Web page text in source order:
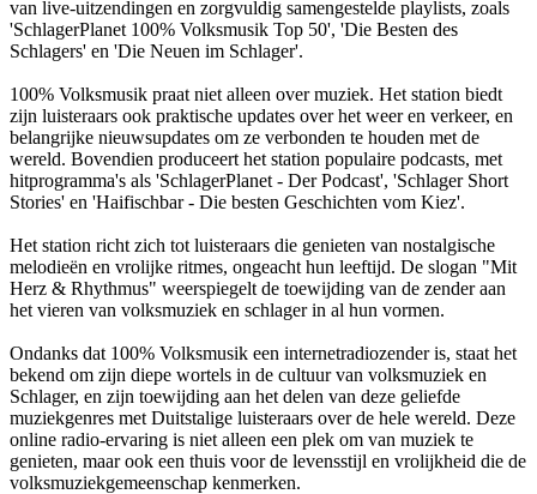
van live-uitzendingen en zorgvuldig samengestelde playlists, zoals
'SchlagerPlanet 100% Volksmusik Top 50', 'Die Besten des
Schlagers' en 'Die Neuen im Schlager'.
100% Volksmusik praat niet alleen over muziek. Het station biedt
zijn luisteraars ook praktische updates over het weer en verkeer, en
belangrijke nieuwsupdates om ze verbonden te houden met de
wereld. Bovendien produceert het station populaire podcasts, met
hitprogramma's als 'SchlagerPlanet - Der Podcast', 'Schlager Short
Stories' en 'Haifischbar - Die besten Geschichten vom Kiez'.
Het station richt zich tot luisteraars die genieten van nostalgische
melodieën en vrolijke ritmes, ongeacht hun leeftijd. De slogan "Mit
Herz & Rhythmus" weerspiegelt de toewijding van de zender aan
het vieren van volksmuziek en schlager in al hun vormen.
Ondanks dat 100% Volksmusik een internetradiozender is, staat het
bekend om zijn diepe wortels in de cultuur van volksmuziek en
Schlager, en zijn toewijding aan het delen van deze geliefde
muziekgenres met Duitstalige luisteraars over de hele wereld. Deze
online radio-ervaring is niet alleen een plek om van muziek te
genieten, maar ook een thuis voor de levensstijl en vrolijkheid die de
volksmuziekgemeenschap kenmerken.